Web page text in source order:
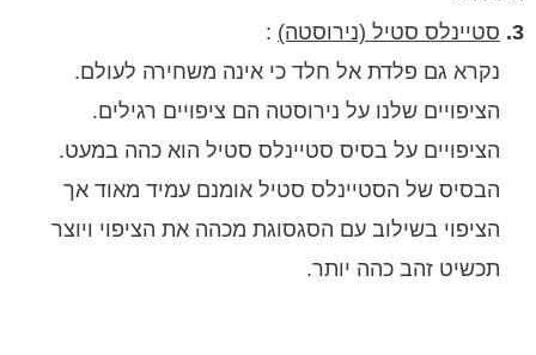
סטיל (נירוסטה):
גם פלדת אל חלד כי אינה משחירה לעולם.
שלנו על נירוסטה הם ציפויים רגילים.
על בסיס סטיינלס סטיל הוא כהה במעט.
של הסטיינלס סטיל אומנם עמיד מאוד אך
בשילוב עם הסגסוגת מכהה את הציפוי ויוצר
זהב כהה יותר.